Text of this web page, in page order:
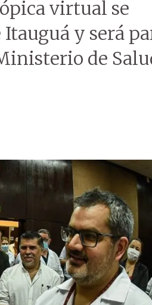
virtual se
y será
de